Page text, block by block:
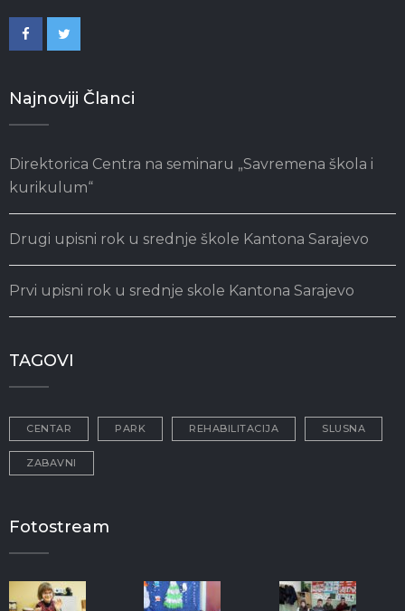
Najnoviji Članci
Direktorica Centra na seminaru „Savremena škola i
kurikulum“
Drugi upisni rok u srednje škole Kantona Sarajevo
Prvi upisni rok u srednje skole Kantona Sarajevo
TAGOVI
CENTAR PARK REHABILITACIJA SLUSNA
ZABAVNI
Fotostream